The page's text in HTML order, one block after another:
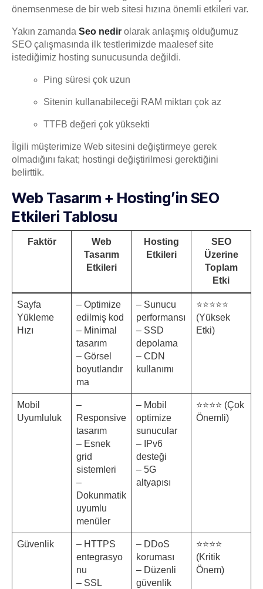
önemsenmese de bir web sitesi hızına önemli etkileri var.
Yakın zamanda Seo nedir olarak anlaşmış olduğumuz
SEO çalışmasında ilk testlerimizde maalesef site
istediğimiz hosting sunucusunda değildi.
Ping süresi çok uzun
Sitenin kullanabileceği RAM miktarı çok az
TTFB değeri çok yüksekti
İlgili müşterimize Web sitesini değiştirmeye gerek
olmadığını fakat; hostingi değiştirilmesi gerektiğini
belirttik.
Web Tasarım + Hosting’in SEO
Etkileri Tablosu
Faktör
Web
Tasarım
Etkileri
Hosting
Etkileri
SEO
Üzerine
Toplam
Etki
Sayfa
Yükleme
Hızı
– Optimize
edilmiş kod
– Minimal
tasarım
– Görsel
boyutlandır
ma
– Sunucu
performansı
– SSD
depolama
– CDN
kullanımı
⭐⭐⭐⭐⭐
(Yüksek
Etki)
Mobil
Uyumluluk
–
Responsive
tasarım
– Esnek
grid
sistemleri
–
Dokunmatik
uyumlu
menüler
– Mobil
optimize
sunucular
– IPv6
desteği
– 5G
altyapısı
⭐⭐⭐⭐ (Çok
Önemli)
Güvenlik
– HTTPS
entegrasyo
nu
– SSL
– DDoS
koruması
– Düzenli
güvenlik
⭐⭐⭐⭐
(Kritik
Önem)